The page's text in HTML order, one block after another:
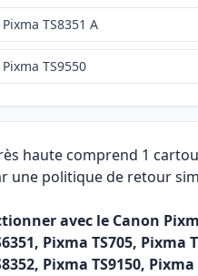
haute comprend 1
une politique de retour
avec le Canon
Pixma TS705, Pixma
Pixma TS9150,
Pixma TS8351 A
Pixma TS9550